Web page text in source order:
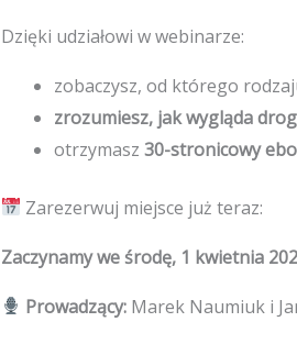
Dzięki udziałowi w webinarze:
zobaczysz, od którego
zrozumiesz, jak wygląda
otrzymasz 30-stronicowy
Zarezerwuj miejsce już teraz:
Zaczynamy we środę, 1 kwietnia
Prowadzący:Marek Naumiuk i